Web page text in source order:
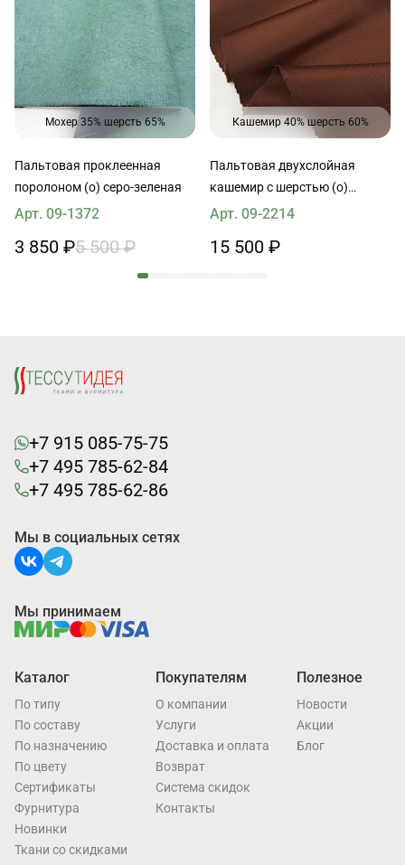
Мохер 35% шерсть 65%
Пальтовая проклеенная
поролоном (о) серо-зеленая
Арт. 09-1372
3 850 ₽5 500 ₽
Кашемир 40% шерсть 60%
Пальтовая двухслойная
кашемир с шерстью (о)
шоколадная
Арт. 09-2214
15 500 ₽
+7 915 085-75-75
+7 495 785-62-84
+7 495 785-62-86
Каталог
По типу
По составу
По назначению
По цвету
Cертификаты
Фурнитура
Новинки
Ткани со скидками
Покупателям
О компании
Услуги
Доставка и оплата
Возврат
Система скидок
Контакты
Полезное
Новости
Акции
Блог
Мы в социальных сетях
Мы принимаем